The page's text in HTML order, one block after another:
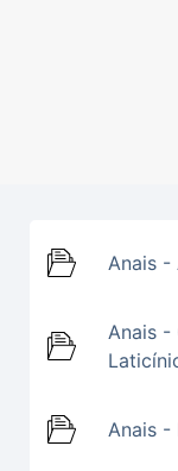
Anais -
Anais -
Anais -